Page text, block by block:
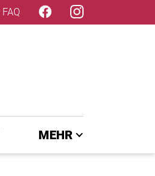
FAQ
MEHR
×